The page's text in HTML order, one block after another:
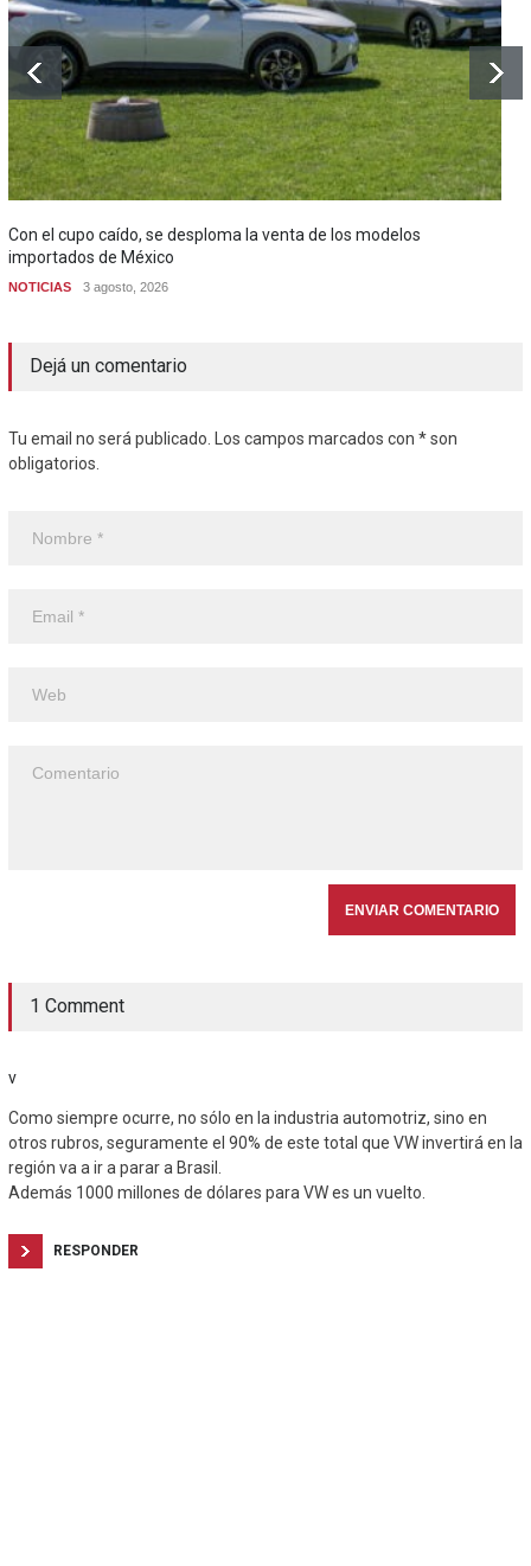
Con el cupo caído, se desploma la venta de los modelos
importados de México
NOTICIAS 3 agosto, 2026
Dejá un comentario
Tu email no será publicado. Los campos marcados con * son
obligatorios.
1 Comment
v
Como siempre ocurre, no sólo en la industria automotriz, sino en
otros rubros, seguramente el 90% de este total que VW invertirá en la
región va a ir a parar a Brasil.
Además 1000 millones de dólares para VW es un vuelto.
RESPONDER